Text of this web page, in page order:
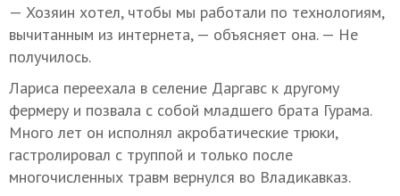
— Хозяин хотел, чтобы мы работали по технологиям,
вычитанным из интернета, — объясняет она. — Не
получилось.
Лариса переехала в селение Даргавс к другому
фермеру и позвала с собой младшего брата Гурама.
Много лет он исполнял акробатические трюки,
гастролировал с труппой и только после
многочисленных травм вернулся во Владикавказ.